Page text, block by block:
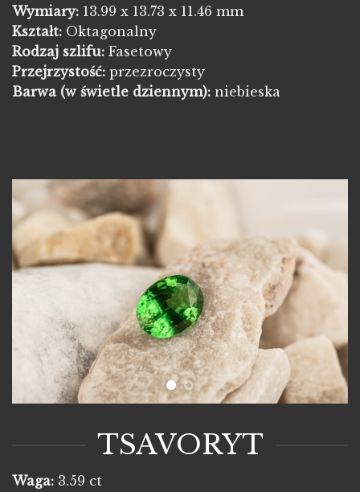
Wymiary: 13.99 x 13.73 x 11.46 mm
Kształt: Oktagonalny
Rodzaj szlifu: Fasetowy
Przejrzystość: przezroczysty
Barwa (w świetle dziennym): niebieska
TSAVORYT
Waga: 3.59 ct